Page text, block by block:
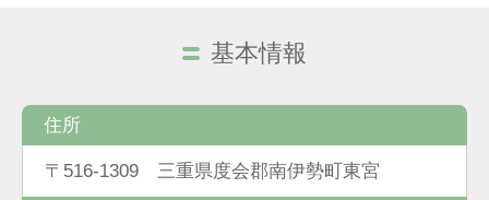
基本情報
住所
〒516-1309 三重県度会郡南伊勢町東宮